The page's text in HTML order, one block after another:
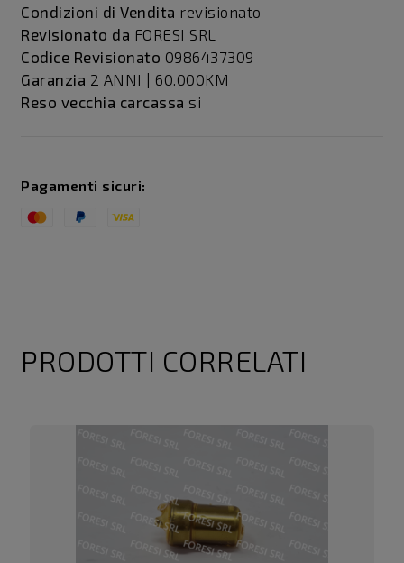
Condizioni di Vendita revisionato
Revisionato da FORESI SRL
Codice Revisionato 0986437309
Garanzia 2 ANNI | 60.000KM
Reso vecchia carcassa si
Pagamenti sicuri:
PRODOTTI CORRELATI